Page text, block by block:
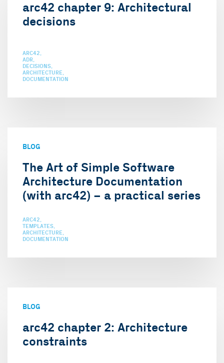
arc42 chapter 9: Architectural
decisions
ARC42
ADR
DECISIONS
ARCHITECTURE
DOCUMENTATION
BLOG
The Art of Simple Software
Architecture Documentation
(with arc42) – a practical series
ARC42
TEMPLATES
ARCHITECTURE
DOCUMENTATION
BLOG
arc42 chapter 2: Architecture
constraints